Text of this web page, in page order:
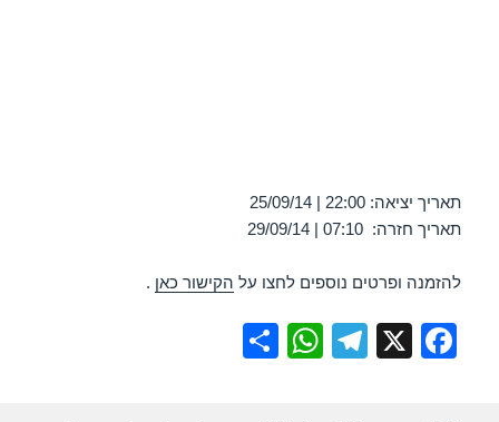
תאריך יציאה: 22:00 | 25/09/14
תאריך חזרה: 07:10 | 29/09/14
להזמנה ופרטים נוספים לחצו על הקישור כאן .
F
X
T
W